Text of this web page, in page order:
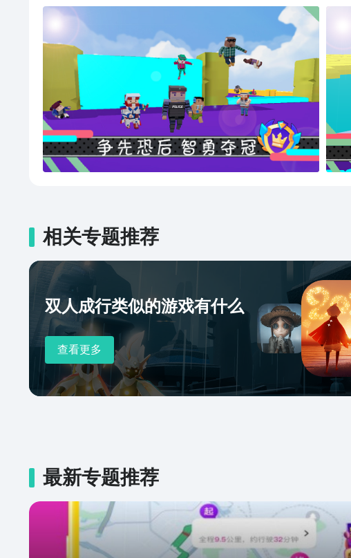
相关专题推荐
双人成行类似的游戏有什么
查看更多
最新专题推荐